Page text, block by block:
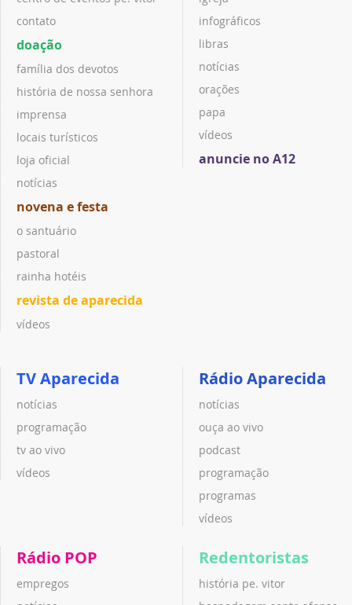
contato
doação
família dos devotos
história de nossa senhora
imprensa
locais turísticos
loja oficial
notícias
novena e festa
o santuário
pastoral
rainha hotéis
revista de aparecida
vídeos
infográficos
libras
notícias
orações
papa
vídeos
anuncie no A12
TV Aparecida
notícias
programação
tv ao vivo
vídeos
Rádio Aparecida
notícias
ouça ao vivo
podcast
programação
programas
vídeos
Rádio POP
empregos
Redentoristas
história pe. vitor